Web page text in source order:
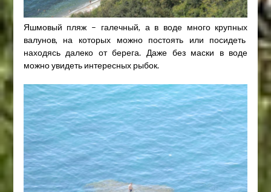
Яшмовый пляж – галечный, а в воде много крупных
валунов, на которых можно постоять или посидеть
находясь далеко от берега. Даже без маски в воде
можно увидеть интересных рыбок.